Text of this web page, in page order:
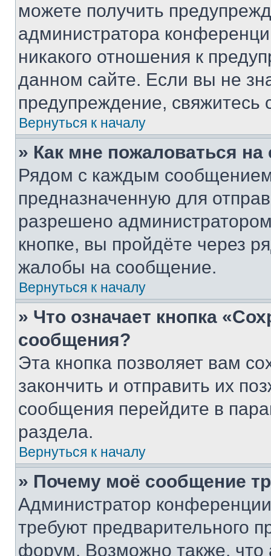
можете получить
администратора
никакого отношения к
данном сайте. Если вы не
предупреждение,
Вернуться к началу
» Как мне пожаловаться
Рядом с каждым сообщением
предназначенную для
разрешено
кнопке, вы пройдёте через
жалобы на сообщение.
Вернуться к началу
» Что означает кнопка
сообщения?
Эта кнопка позволяет вам
закончить и отправить их
сообщения перейдите в
раздела.
Вернуться к началу
» Почему моё сообщение
Администратор
требуют предварительного
форум. Возможно также, что